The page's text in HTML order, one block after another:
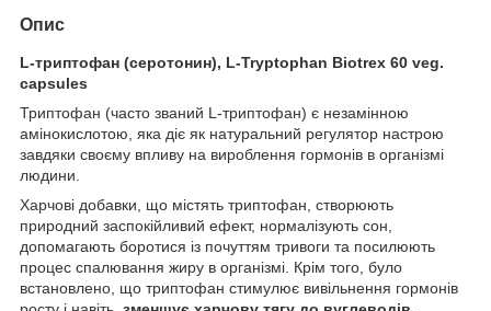
Опис
L-триптофан (серотонин), L-Tryptophan Biotrex 60 veg.
capsules
Триптофан (часто званий L-триптофан) є незамінною
амінокислотою, яка діє як натуральний регулятор настрою
завдяки своєму впливу на вироблення гормонів в організмі
людини.
Харчові добавки, що містять триптофан, створюють
природний заспокійливий ефект, нормалізують сон,
допомагають боротися із почуттям тривоги та посилюють
процес спалювання жиру в організмі. Крім того, було
встановлено, що триптофан стимулює вивільнення гормонів